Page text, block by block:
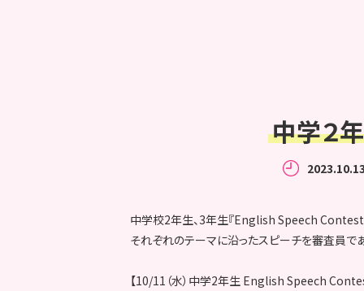
中学２
中学校2年生、3年生『English Speech Contest
それぞれのテーマに沿ったスピーチを審査員で
【10/11（水）中学2年生 English Speech